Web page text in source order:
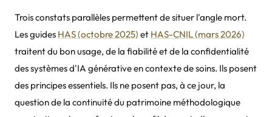
Trois constats parallèles permettent de situer l'angle mort.
Les guides HAS (octobre 2025) et HAS-CNIL (mars 2026)
traitent du bon usage, de la fiabilité et de la confidentialité
des systèmes d'IA générative en contexte de soins. Ils posent
des principes essentiels. Ils ne posent pas, à ce jour, la
question de la continuité du patrimoine méthodologique